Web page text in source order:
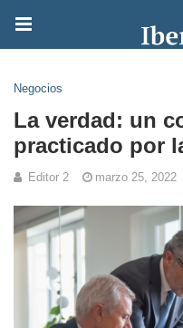
Negocios
La verdad: un
practicado por
Editor 2 marzo 25, 2022